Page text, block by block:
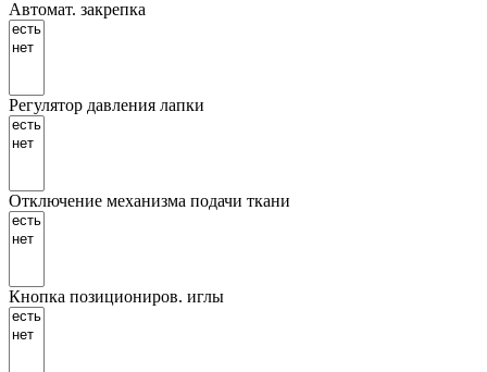
Автомат. закрепка
Регулятор давления лапки
Отключение механизма подачи ткани
Кнопка позициониров. иглы